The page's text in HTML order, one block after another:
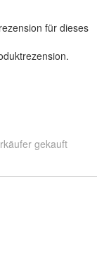
für dieses
.
gekauft